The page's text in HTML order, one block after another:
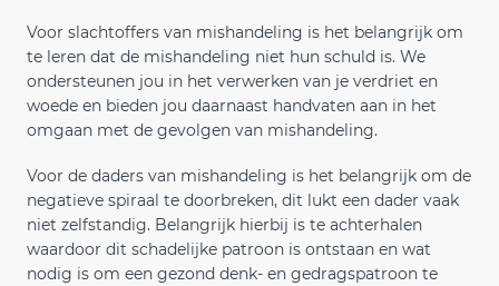
Voor slachtoffers van mishandeling is het belangrijk om
te leren dat de mishandeling niet hun schuld is. We
ondersteunen jou in het verwerken van je verdriet en
woede en bieden jou daarnaast handvaten aan in het
omgaan met de gevolgen van mishandeling.
Voor de daders van mishandeling is het belangrijk om de
negatieve spiraal te doorbreken, dit lukt een dader vaak
niet zelfstandig. Belangrijk hierbij is te achterhalen
waardoor dit schadelijke patroon is ontstaan en wat
nodig is om een gezond denk- en gedragspatroon te